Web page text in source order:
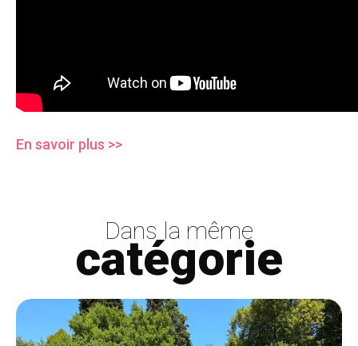
En savoir plus >>
Dans la même
catégorie